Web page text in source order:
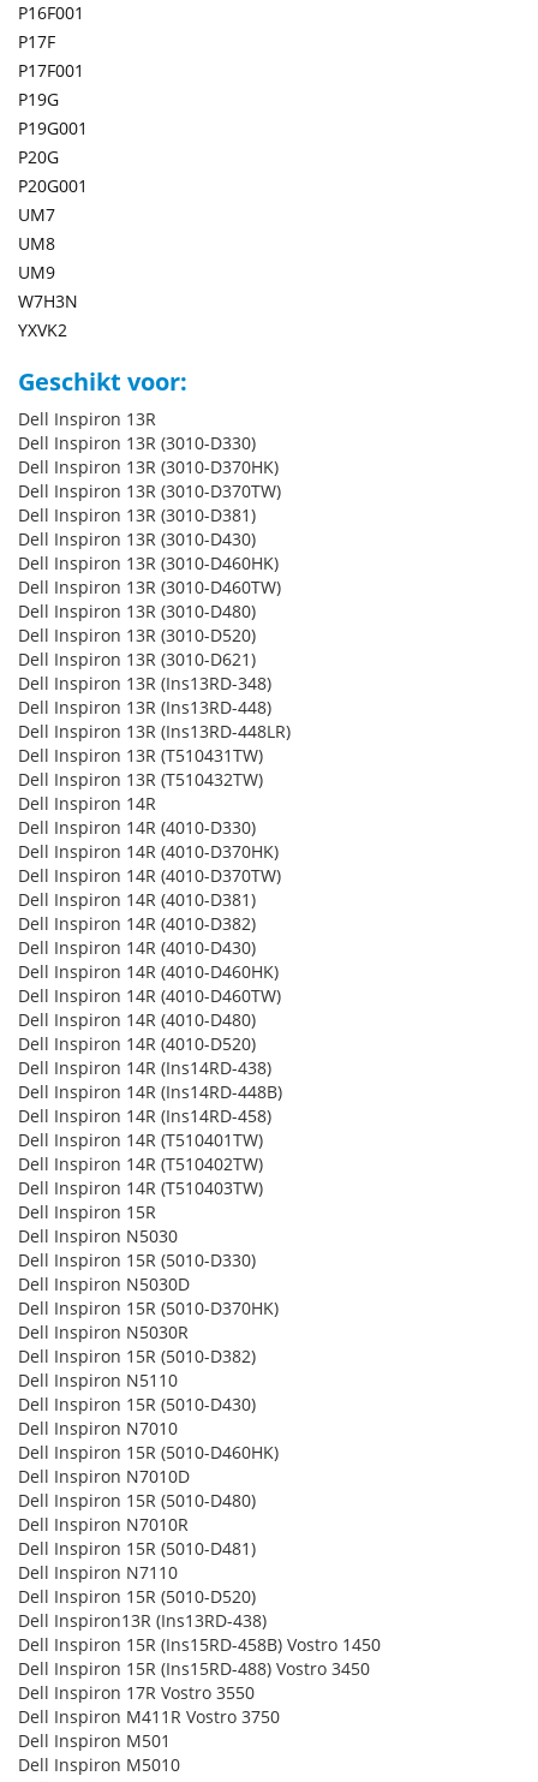
P16F001
P17F
P17F001
P19G
P19G001
P20G
P20G001
UM7
UM8
UM9
W7H3N
YXVK2
Geschikt voor:
Dell Inspiron 13R
Dell Inspiron 13R (3010-D330)
Dell Inspiron 13R (3010-D370HK)
Dell Inspiron 13R (3010-D370TW)
Dell Inspiron 13R (3010-D381)
Dell Inspiron 13R (3010-D430)
Dell Inspiron 13R (3010-D460HK)
Dell Inspiron 13R (3010-D460TW)
Dell Inspiron 13R (3010-D480)
Dell Inspiron 13R (3010-D520)
Dell Inspiron 13R (3010-D621)
Dell Inspiron 13R (Ins13RD-348)
Dell Inspiron 13R (Ins13RD-448)
Dell Inspiron 13R (Ins13RD-448LR)
Dell Inspiron 13R (T510431TW)
Dell Inspiron 13R (T510432TW)
Dell Inspiron 14R
Dell Inspiron 14R (4010-D330)
Dell Inspiron 14R (4010-D370HK)
Dell Inspiron 14R (4010-D370TW)
Dell Inspiron 14R (4010-D381)
Dell Inspiron 14R (4010-D382)
Dell Inspiron 14R (4010-D430)
Dell Inspiron 14R (4010-D460HK)
Dell Inspiron 14R (4010-D460TW)
Dell Inspiron 14R (4010-D480)
Dell Inspiron 14R (4010-D520)
Dell Inspiron 14R (Ins14RD-438)
Dell Inspiron 14R (Ins14RD-448B)
Dell Inspiron 14R (Ins14RD-458)
Dell Inspiron 14R (T510401TW)
Dell Inspiron 14R (T510402TW)
Dell Inspiron 14R (T510403TW)
Dell Inspiron 15R
Dell Inspiron N5030
Dell Inspiron 15R (5010-D330)
Dell Inspiron N5030D
Dell Inspiron 15R (5010-D370HK)
Dell Inspiron N5030R
Dell Inspiron 15R (5010-D382)
Dell Inspiron N5110
Dell Inspiron 15R (5010-D430)
Dell Inspiron N7010
Dell Inspiron 15R (5010-D460HK)
Dell Inspiron N7010D
Dell Inspiron 15R (5010-D480)
Dell Inspiron N7010R
Dell Inspiron 15R (5010-D481)
Dell Inspiron N7110
Dell Inspiron 15R (5010-D520)
Dell Inspiron13R (Ins13RD-438)
Dell Inspiron 15R (Ins15RD-458B) Vostro 1450
Dell Inspiron 15R (Ins15RD-488) Vostro 3450
Dell Inspiron 17R Vostro 3550
Dell Inspiron M411R Vostro 3750
Dell Inspiron M501
Dell Inspiron M5010